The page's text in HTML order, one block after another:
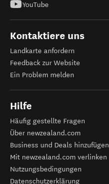
YouTube
Kontaktiere uns
Landkarte anfordern
Feedback zur Website
Ein Problem melden
Hilfe
Häufig gestellte Fragen
Über newzealand.com
Business und Deals hinzufügen
Mit newzealand.com verlinken
Nutzungsbedingungen
Datenschutzerklärung